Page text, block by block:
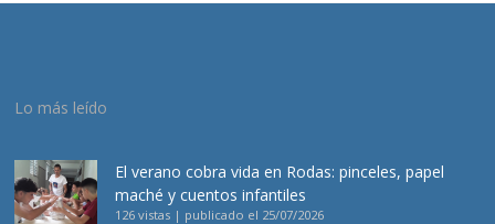
Lo más leído
El verano cobra vida en Rodas: pinceles, papel
maché y cuentos infantiles
126 vistas | publicado el 25/07/2026